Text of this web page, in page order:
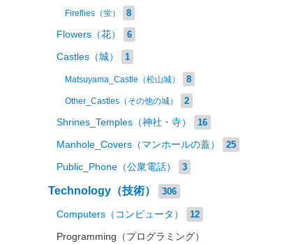
Fireflies（蛍） 8
Flowers（花） 6
Castles（城） 1
Matsuyama_Castle（松山城） 8
Other_Castles（その他の城） 2
Shrines_Temples（神社・寺） 16
Manhole_Covers（マンホールの蓋） 25
Public_Phone（公衆電話） 3
Technology（技術） 306
Computers（コンピュータ） 12
Programming（プログラミング）